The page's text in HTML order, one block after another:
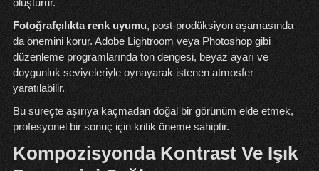
Fotoğrafçılıkta renk uyumu, post-prodüksiyon aşamasında
da önemini korur. Adobe Lightroom veya Photoshop gibi
düzenleme programlarında ton dengesi, beyaz ayarı ve
doygunluk seviyeleriyle oynayarak istenen atmosfer
yaratılabilir.
Bu süreçte aşırıya kaçmadan doğal bir görünüm elde etmek,
profesyonel bir sonuç için kritik öneme sahiptir.
Kompozisyonda Kontrast Ve Işık